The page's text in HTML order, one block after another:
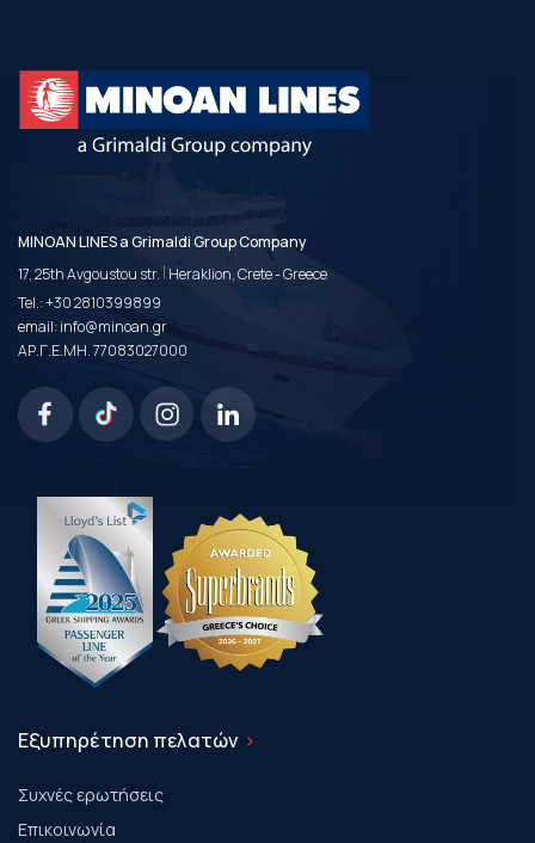
MINOAN LINES a Grimaldi Group Company
17, 25th Avgoustou str. | Heraklion, Crete - Greece
Tel.:+30 2810399899
email:info@minoan.gr
ΑΡ.Γ.Ε.ΜΗ. 77083027000
Εξυπηρέτηση πελατών
Συχνές ερωτήσεις
Επικοινωνία